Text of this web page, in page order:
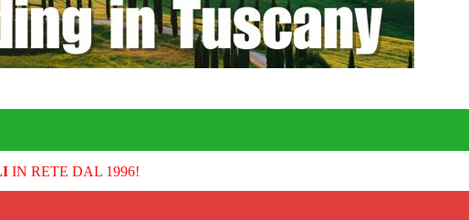
IN RETE DAL 1996!